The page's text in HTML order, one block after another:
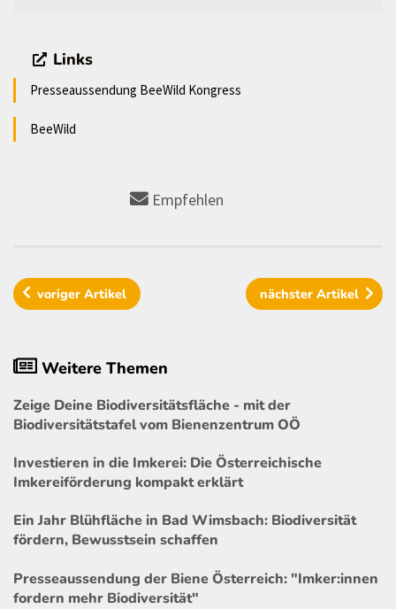
Links
Presseaussendung BeeWild Kongress
BeeWild
Empfehlen
vorigerArtikel nächster Artikel
Weitere Themen
Zeige Deine Biodiversitätsfläche - mit der
Biodiversitätstafel vom Bienenzentrum OÖ
Investieren in die Imkerei: Die Österreichische
Imkereiförderung kompakt erklärt
Ein Jahr Blühfläche in Bad Wimsbach: Biodiversität
fördern, Bewusstsein schaffen
Presseaussendung der Biene Österreich: "Imker:innen
fordern mehr Biodiversität"